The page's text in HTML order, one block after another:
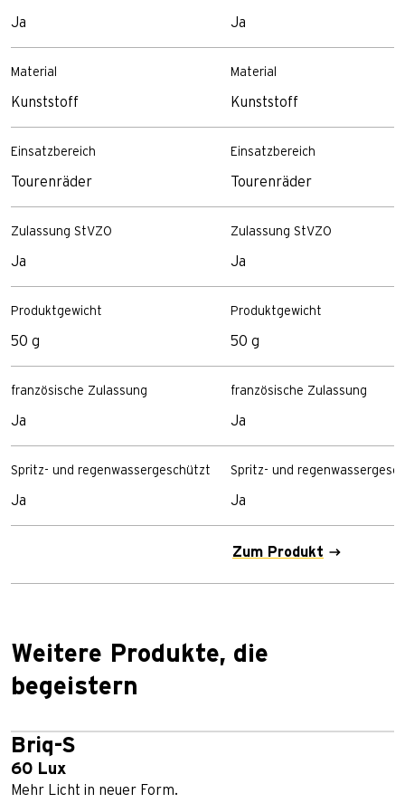
Ja
Material
Kunststoff
Einsatzbereich
Tourenräder
Zulassung StVZO
Ja
Produktgewicht
50 g
französische Zulassung
Ja
Spritz- und regenwassergeschützt
Ja
Ja
Material
Kunststoff
Einsatzbereich
Tourenräder
Zulassung StVZO
Ja
Produktgewicht
50 g
französische Zulassung
Ja
Spritz- und
Ja
Zum Produkt
Weitere Produkte, die
begeistern
Briq-S
60 Lux
Mehr Licht in neuer Form.